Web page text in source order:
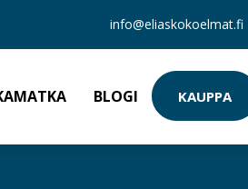
info@eliaskokoelmat.fi
BLOGI KAUPPA